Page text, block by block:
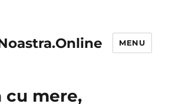
MENU
cu mere,